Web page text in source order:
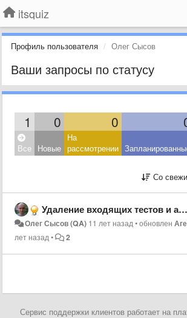
itsquiz
Профиль пользователя Олег Сысов
Ваши запросы по статусу
1 0 0
Все Новые
На
рассмотрении
Со
Удаление входящих тестов и активаций
Олег Сысов (QA) 11 лет назад•обновлен
лет назад• 2
Сервис поддержки клиентов работает на